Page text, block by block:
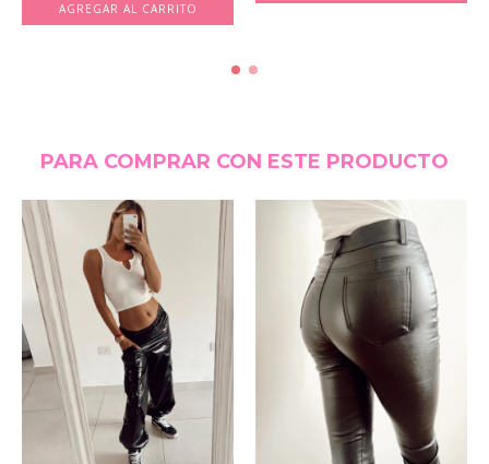
AGREGAR AL CARRITO
PARA COMPRAR CON ESTE PRODUCTO